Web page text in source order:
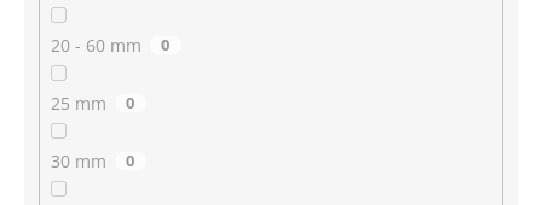
20 - 60 mm 0
25 mm 0
30 mm 0